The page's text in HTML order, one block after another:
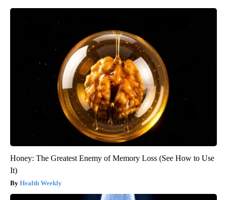
Honey: The Greatest Enemy of Memory Loss (See How to Use
It)
Health Weekly